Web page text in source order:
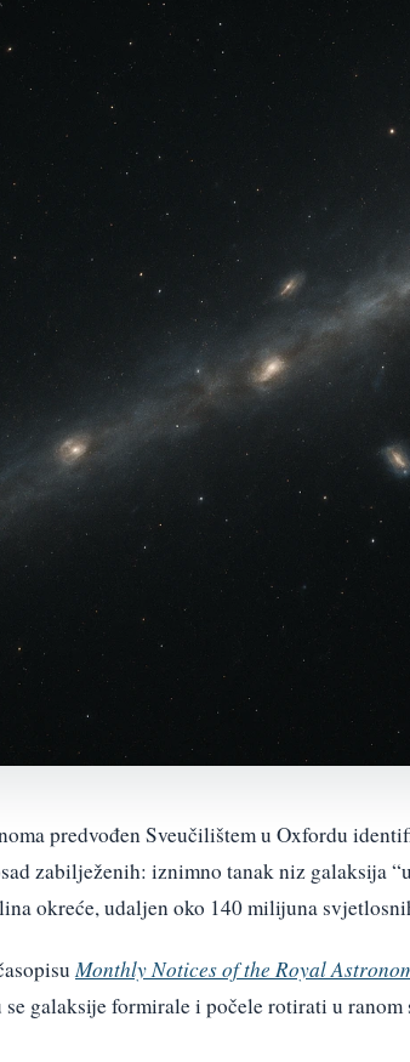
predvođen Sveučilištem u Oxfordu
zabilježenih: iznimno tanak niz galaksija
okreće, udaljen oko 140 milijuna
Monthly Notices of the Royal
se galaksije formirale i počele rotirati u ranom